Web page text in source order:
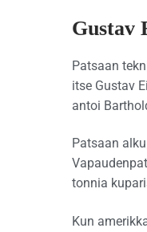
Gustav
Patsaan
itse Gustav
antoi
Patsaan
tonnia
Kun